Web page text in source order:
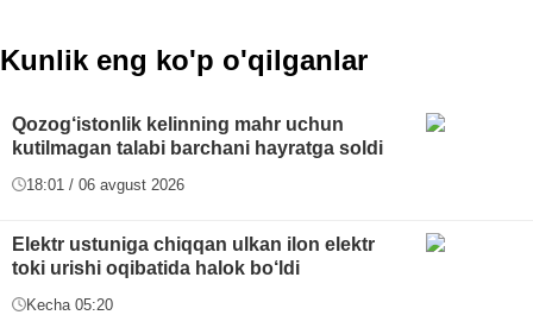
Kunlik eng ko'p o'qilganlar
Qozog‘istonlik kelinning mahr uchun
kutilmagan talabi barchani hayratga soldi
18:01 / 06 avgust 2026
Elektr ustuniga chiqqan ulkan ilon elektr
toki urishi oqibatida halok bo‘ldi
Kecha 05:20